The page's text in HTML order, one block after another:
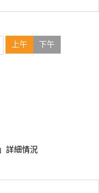
上午 下午
詳細情況